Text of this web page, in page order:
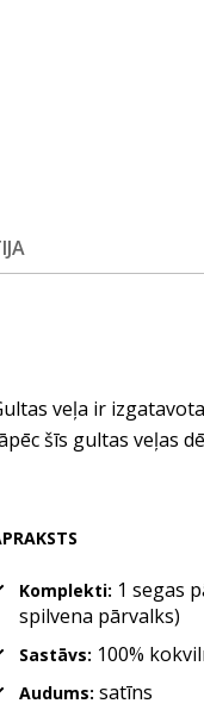
veļa ir
šīs gultas veļas
Komplekti: 1 segas
spilvena pārvalks)
Sastāvs: 100%
Audums: satīns